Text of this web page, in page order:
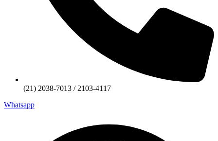
(21) 2038-7013 / 2103-4117
Whatsapp